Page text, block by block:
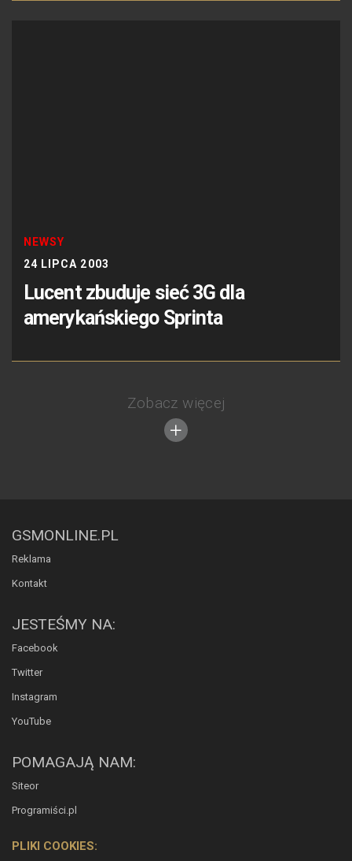
NEWSY
24 LIPCA 2003
Lucent zbuduje sieć 3G dla
amerykańskiego Sprinta
Zobacz więcej
GSMONLINE.PL
Reklama
Kontakt
JESTEŚMY NA:
Facebook
Twitter
Instagram
YouTube
POMAGAJĄ NAM:
Siteor
Programiści.pl
PLIKI COOKIES: